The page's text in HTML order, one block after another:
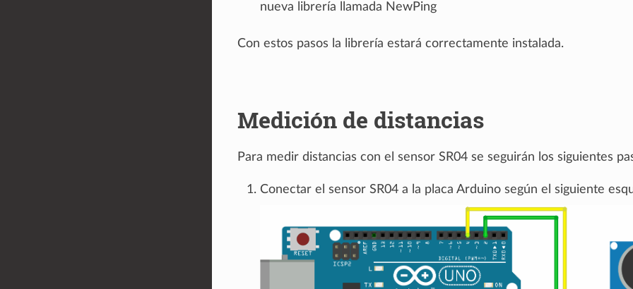
nueva librería llamada NewPing
Con estos pasos la librería estará correctamente instalada.
Medición de distancias
Para medir distancias con el sensor SR04 se seguirán los siguientes
Conectar el sensor SR04 a la placa Arduino según el siguiente